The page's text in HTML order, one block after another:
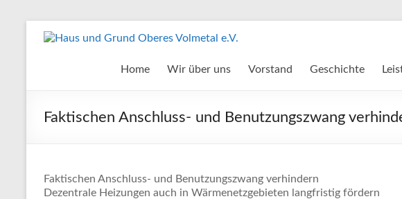
InhaltHaus
Oberes
e.V.
Home Wir über uns Vorstand Geschichte
Faktischen Anschluss- und Benutzungszwang
Faktischen Anschluss- und Benutzungszwang verhindern
Dezentrale Heizungen auch in Wärmenetzgebieten langfristig fördern